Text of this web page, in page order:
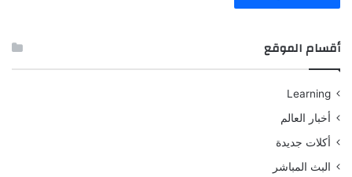
أقسام الموقع
Learning
أخبار العالم
أكلات جديدة
البث المباشر